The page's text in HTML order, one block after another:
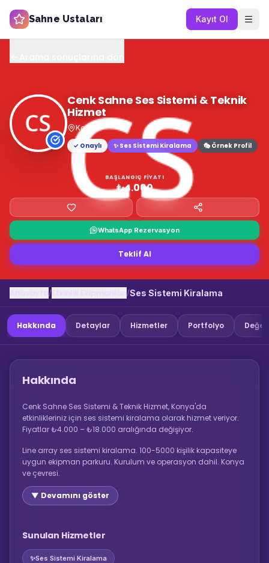
Sahne Ustaları Kayıt Ol
Cenk Sahne Ses Sistemi & Teknik
Hizmet
Konya
✓ Onaylı
✨ Ses Sistemi Kiralama 🎭 Örnek Profil
BAŞLANGIÇ FIYATI
₺4.000
WhatsApp Rezervasyon
Teklif Al
/ /Ses Sistemi Kiralama
Hakkında Detaylar Hizmetler Portfolyo
Hakkında
Cenk Sahne Ses Sistemi & Teknik Hizmet, Konya'da
etkinlikleriniz için ses sistemi kiralama olarak hizmet veriyor.
Fiyatlar ₺4.000 – ₺18.000 aralığında değişiyor.
Line array ses sistemi kiralama. 100-5000 kişilik kapasiteye
uygun ekipman parkuru. Kurulum ve operasyon dahil. Konya
ve çevresi.
▼ Devamını göster
Sunulan Hizmetler
✨Ses Sistemi Kiralama